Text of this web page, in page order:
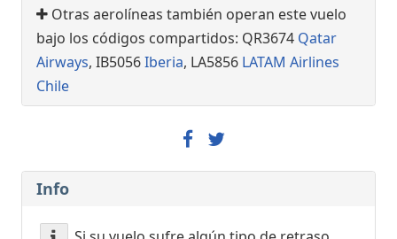
Otras aerolíneas también operan este vuelo
bajo los códigos compartidos: QR3674 Qatar
Airways, IB5056Iberia, LA5856 LATAM Airlines
Chile
Info